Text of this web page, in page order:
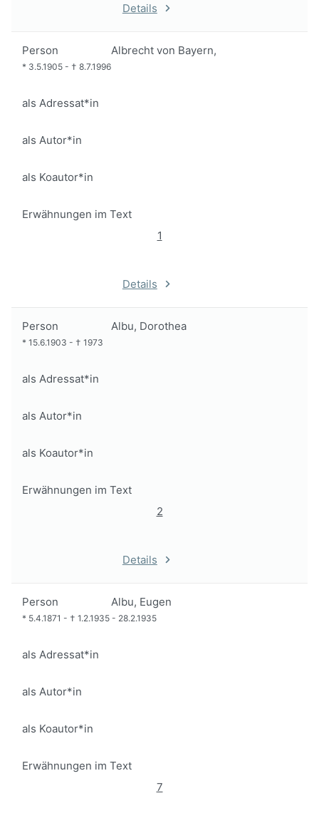
Details
Person Albrecht von Bayern,
* 3.5.1905 - † 8.7.1996
als Adressat*in
als Autor*in
als Koautor*in
Erwähnungen im Text
1
Details
Person Albu, Dorothea
* 15.6.1903 - † 1973
als Adressat*in
als Autor*in
als Koautor*in
Erwähnungen im Text
2
Details
Person Albu, Eugen
* 5.4.1871 - † 1.2.1935 - 28.2.1935
als Adressat*in
als Autor*in
als Koautor*in
Erwähnungen im Text
7